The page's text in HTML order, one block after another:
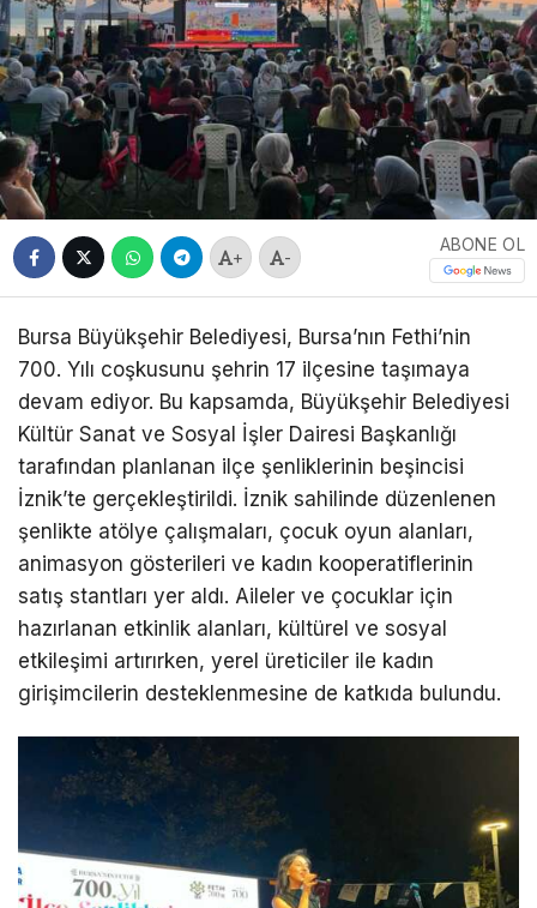
+ -
ABONE OL
Bursa Büyükşehir Belediyesi, Bursa’nın Fethi’nin
700. Yılı coşkusunu şehrin 17 ilçesine taşımaya
devam ediyor. Bu kapsamda, Büyükşehir Belediyesi
Kültür Sanat ve Sosyal İşler Dairesi Başkanlığı
tarafından planlanan ilçe şenliklerinin beşincisi
İznik’te gerçekleştirildi. İznik sahilinde düzenlenen
şenlikte atölye çalışmaları, çocuk oyun alanları,
animasyon gösterileri ve kadın kooperatiflerinin
satış stantları yer aldı. Aileler ve çocuklar için
hazırlanan etkinlik alanları, kültürel ve sosyal
etkileşimi artırırken, yerel üreticiler ile kadın
girişimcilerin desteklenmesine de katkıda bulundu.